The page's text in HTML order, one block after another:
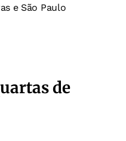
e São Paulo
de